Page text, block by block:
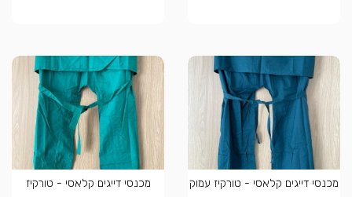
מכנסי דייגים קלאסי - טורקיז עמוק מכנסי דייגים קלאסי - טורקיז